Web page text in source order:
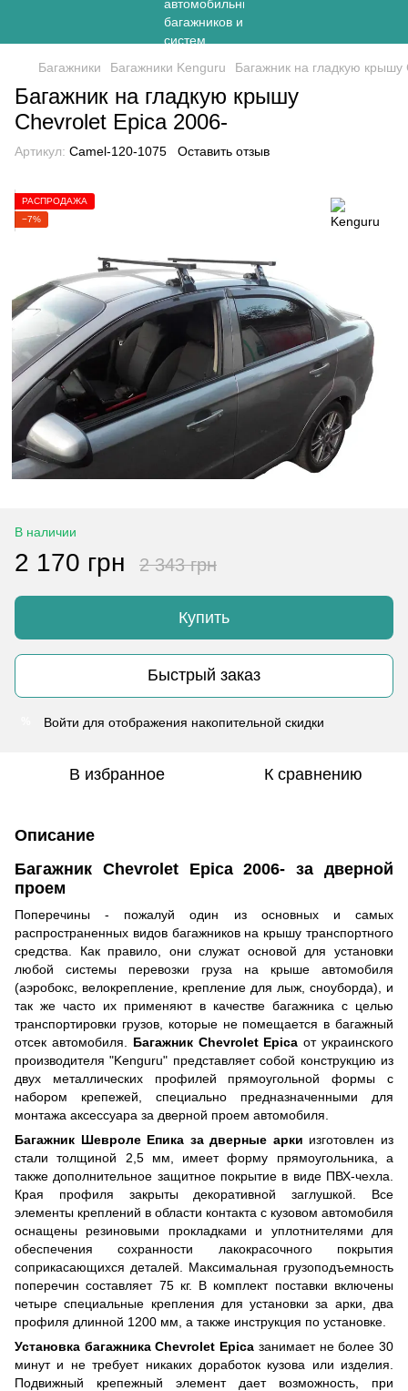
Багажники Багажники Kenguru Багажник на гладкую
Багажник на гладкую крышу
Chevrolet Epica 2006-
Артикул: Camel-120-1075 Оставить отзыв
РАСПРОДАЖА
−7%
В наличии
2 170 грн 2 343 грн
Купить
Быстрый заказ
Войти для отображения накопительной скидки
В избранное К сравнению
Описание
Багажник Chevrolet Epica 2006- за дверной
проем
Поперечины - пожалуй один из основных и самых
распространенных видов багажников на крышу транспортного
средства. Как правило, они служат основой для установки
любой системы перевозки груза на крыше автомобиля
(аэробокс, велокрепление, крепление для лыж, сноуборда), и
так же часто их применяют в качестве багажника с целью
транспортировки грузов, которые не помещается в багажный
отсек автомобиля. Багажник Chevrolet Epica от украинского
производителя "Kenguru" представляет собой конструкцию из
двух металлических профилей прямоугольной формы с
набором крепежей, специально предназначенными для
монтажа аксессуара за дверной проем автомобиля.
Багажник Шевроле Епика за дверные арки изготовлен из
стали толщиной 2,5 мм, имеет форму прямоугольника, а
также дополнительное защитное покрытие в виде ПВХ-чехла.
Края профиля закрыты декоративной заглушкой. Все
элементы креплений в области контакта с кузовом автомобиля
оснащены резиновыми прокладками и уплотнителями для
обеспечения сохранности лакокрасочного покрытия
соприкасающихся деталей. Максимальная грузоподъемность
поперечин составляет 75 кг. В комплект поставки включены
четыре специальные крепления для установки за арки, два
профиля длинной 1200 мм, а также инструкция по установке.
Установка багажника Chevrolet Epica занимает не более 30
минут и не требует никаких доработок кузова или изделия.
Подвижный крепежный элемент дает возможность, при